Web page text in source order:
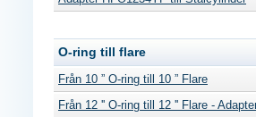
O-ring till flare
Från 10 ” O-ring till 10 ” Flare
Från 12 '' O-ring till 12 '' Flare -